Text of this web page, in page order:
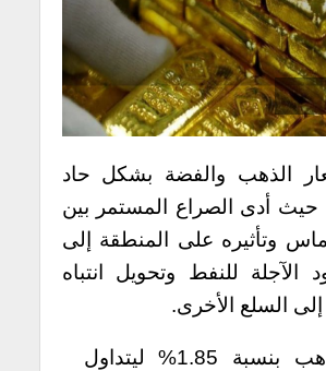
الذهب والفضة بشكل حاد
حيث أدى الصراع المستمر بين
وتأثيره على المنطقة إلى
الآجلة للنفط وتحويل انتباه
إلى السلع الأخرى.
ارتفع الذهب بنسبة 1.85% ليتداول